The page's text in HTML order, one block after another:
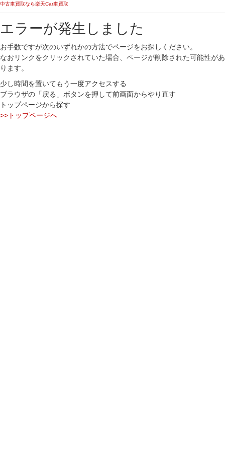
中古車買取なら楽天Car車買取
エラーが発生しました
お手数ですが次のいずれかの方法でページをお探しください。
なおリンクをクリックされていた場合、ページが削除された可能性があ
ります。
少し時間を置いてもう一度アクセスする
ブラウザの「戻る」ボタンを押して前画面からやり直す
トップページから探す
>>トップページへ